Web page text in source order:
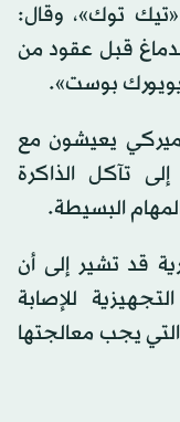
توك»، وقال:
قبل عقود من
بوست».
إلى أن 6.7 مليون أميركي يعيشون مع
تآكل الذاكرة
المهام البسيطة.
تحذيرية قد تشير إلى أن
للإصابة
يجب معالجتها